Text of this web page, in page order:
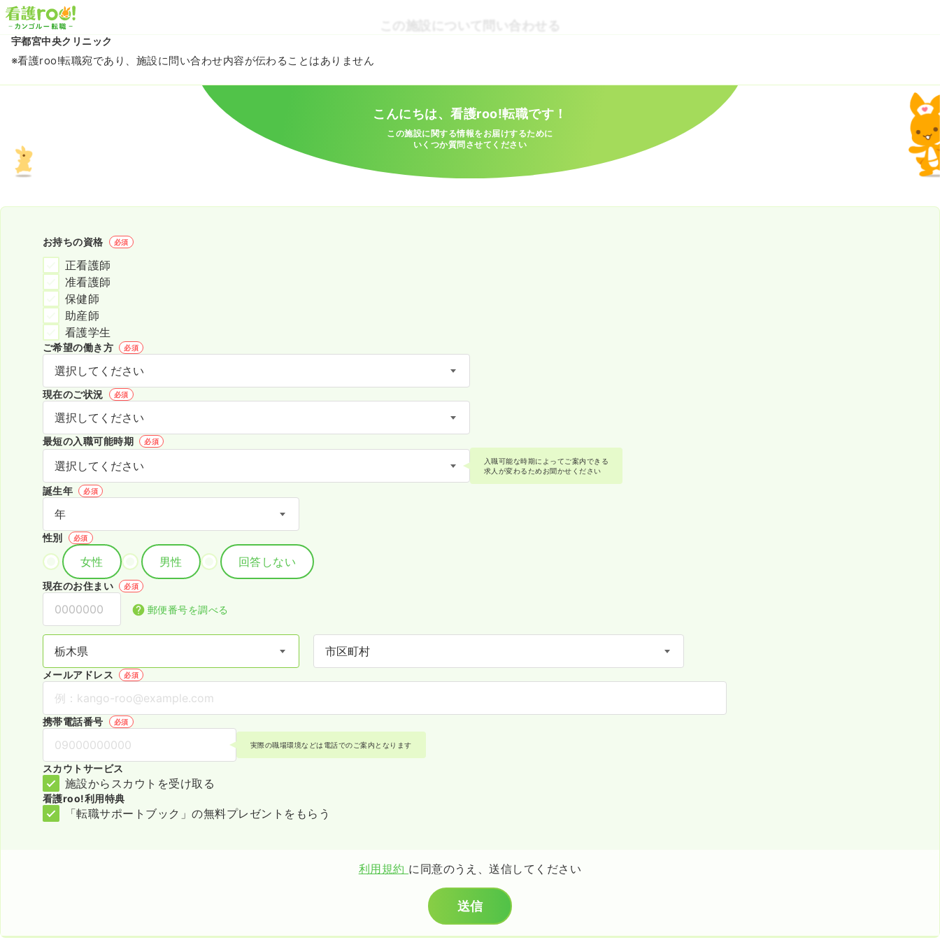
この施設について問い合わせる
宇都宮中央クリニック
※看護roo!転職宛であり、施設に問い合わせ内容が伝わることはありません
こんにちは、看護roo!転職です！
この施設に関する情報をお届けするために
いくつか質問させてください
お持ちの資格 必須
正看護師
准看護師
保健師
助産師
看護学生
ご希望の働き方 必須
現在のご状況 必須
最短の入職可能時期 必須
入職可能な時期によってご案内できる
求人が変わるためお聞かせください
誕生年 必須
性別 必須
女性 男性 回答しない
現在のお住まい 必須
郵便番号を調べる
メールアドレス 必須
携帯電話番号 必須
実際の職場環境などは電話でのご案内となります
スカウトサービス
施設からスカウトを受け取る
看護roo!利用特典
「転職サポートブック」の無料プレゼントをもらう
利用規約 に同意のうえ、送信してください
送信